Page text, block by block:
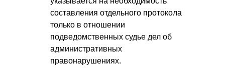
составления отдельного протокола
только в отношении
подведомственных судье дел об
административных
правонарушениях.